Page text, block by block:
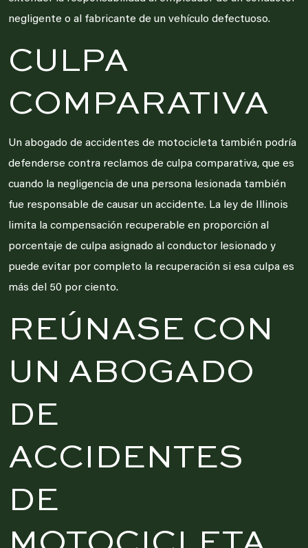
negligente o al fabricante de un vehículo defectuoso.
CULPA
COMPARATIVA
Un abogado de accidentes de motocicleta también podría
defenderse contra reclamos de culpa comparativa, que es
cuando la negligencia de una persona lesionada también
fue responsable de causar un accidente. La ley de Illinois
limita la compensación recuperable en proporción al
porcentaje de culpa asignado al conductor lesionado y
puede evitar por completo la recuperación si esa culpa es
más del 50 por ciento.
REÚNASE CON
UN ABOGADO
DE
ACCIDENTES
DE